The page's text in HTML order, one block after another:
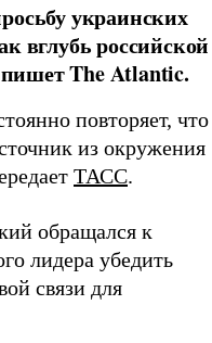
украинских
вглубь российской
The Atlantic.
повторяет, что
из окружения
ТАСС.
обращался к
лидера убедить
связи для